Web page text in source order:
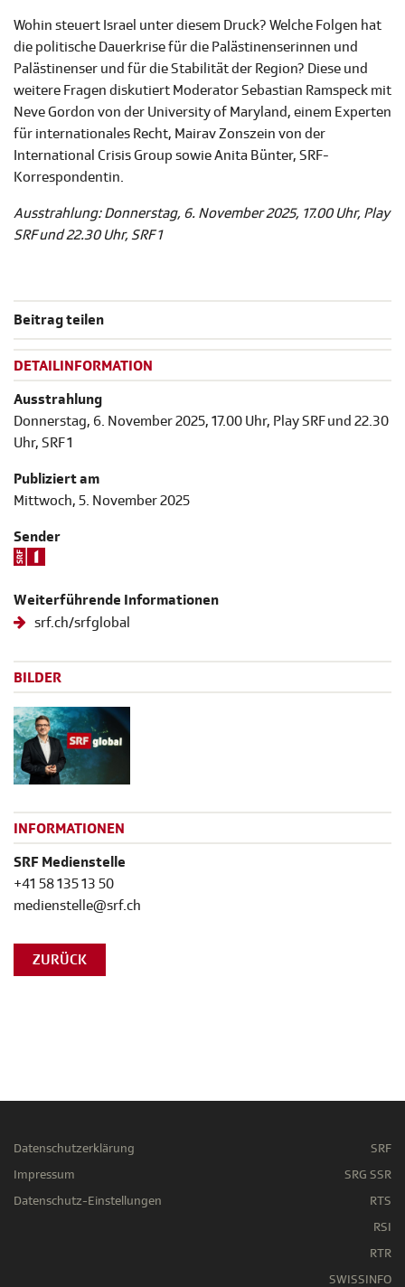
Wohin steuert Israel unter diesem Druck? Welche Folgen hat
die politische Dauerkrise für die Palästinenserinnen und
Palästinenser und für die Stabilität der Region? Diese und
weitere Fragen diskutiert Moderator Sebastian Ramspeck mit
Neve Gordon von der University of Maryland, einem Experten
für internationales Recht, Mairav Zonszein von der
International Crisis Group sowie Anita Bünter, SRF-
Korrespondentin.
Ausstrahlung: Donnerstag, 6. November 2025, 17.00 Uhr, Play
SRF und 22.30 Uhr, SRF 1
Beitrag teilen
DETAILINFORMATION
Ausstrahlung
Donnerstag, 6. November 2025, 17.00 Uhr, Play SRF und 22.30
Uhr, SRF 1
Publiziert am
Mittwoch, 5. November 2025
Sender
Weiterführende Informationen
srf.ch/srfglobal
BILDER
INFORMATIONEN
SRF Medienstelle
+41 58 135 13 50
medienstelle@srf.ch
ZURÜCK
Datenschutzerklärung
Impressum
Datenschutz-Einstellungen
SRF
SRG SSR
RTS
RSI
RTR
SWISSINFO